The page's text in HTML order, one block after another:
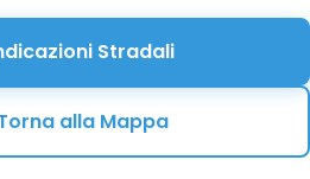
Stradali
alla Mappa